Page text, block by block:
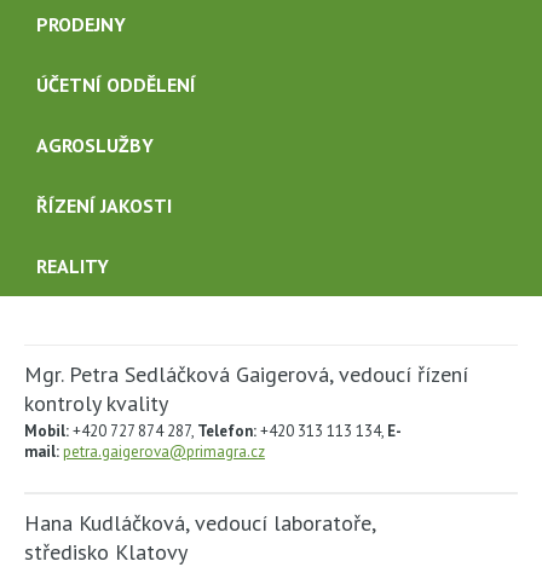
PRODEJNY
ÚČETNÍ ODDĚLENÍ
AGROSLUŽBY
ŘÍZENÍ JAKOSTI
REALITY
Mgr. Petra Sedláčková Gaigerová, vedoucí řízení
kontroly kvality
Mobil:+420 727 874 287, Telefon:+420 313 113 134, E-
mail:petra.gaigerova@primagra.cz
Hana Kudláčková, vedoucí laboratoře,
středisko Klatovy